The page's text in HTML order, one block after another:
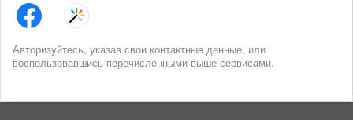
Авторизуйтесь, указав свои контактные данные, или
воспользовавшись перечисленными выше сервисами.